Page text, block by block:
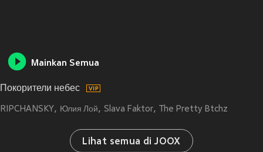
Mainkan Semua
Покорители небес
RIPCHANSKY Юлия Лой Slava Faktor The Pretty Btchz
Lihat semua di JOOX